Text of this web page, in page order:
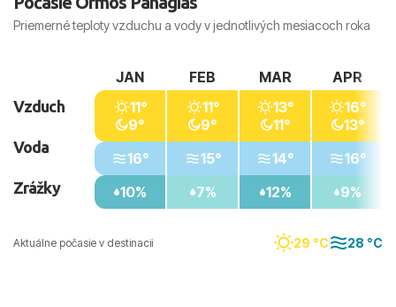
Priemerné teploty vzduchu a vody v jednotlivých mesiacoch roka
Aktuálne počasie v destinacii 29 °C 28 °C
Vzduch
Voda
Zrážky
JAN
11°
9°
16°
10%
FEB
11°
9°
15°
7%
MAR
13°
11°
14°
12%
APR
16°
13°
16°
9%